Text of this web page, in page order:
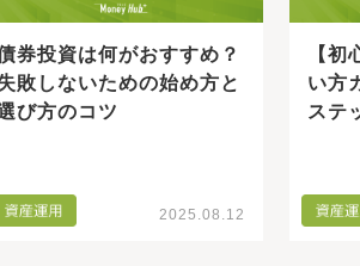
券投資は何がおすすめ？
敗しないための始め方と
び方のコツ
2025.08.12
【
い方
ステ